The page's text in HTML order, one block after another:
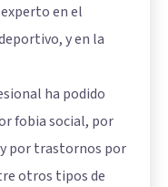
en el
y en la
ha podido
fobia social, por
por trastornos por
otros tipos de